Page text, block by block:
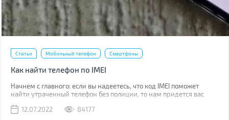
Статьи Мобильный телефон Смартфоны
Как найти телефон по IMEI
Начнем с главного: если вы надеетесь, что код IMEI поможет
найти утраченный телефон без полиции, то нам придется вас
поможет абсолютно. Если его украли, IMEI стоит сообщить
12.07.2022 84177